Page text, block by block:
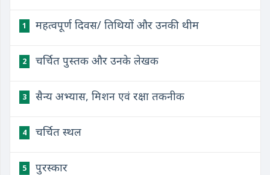
1 महत्वपूर्ण दिवस/ तिथियों और उनकी थीम
2 चर्चित पुस्तक और उनके लेखक
3 सैन्य अभ्यास, मिशन एवं रक्षा तकनीक
4 चर्चित स्थल
5 पुरस्कार